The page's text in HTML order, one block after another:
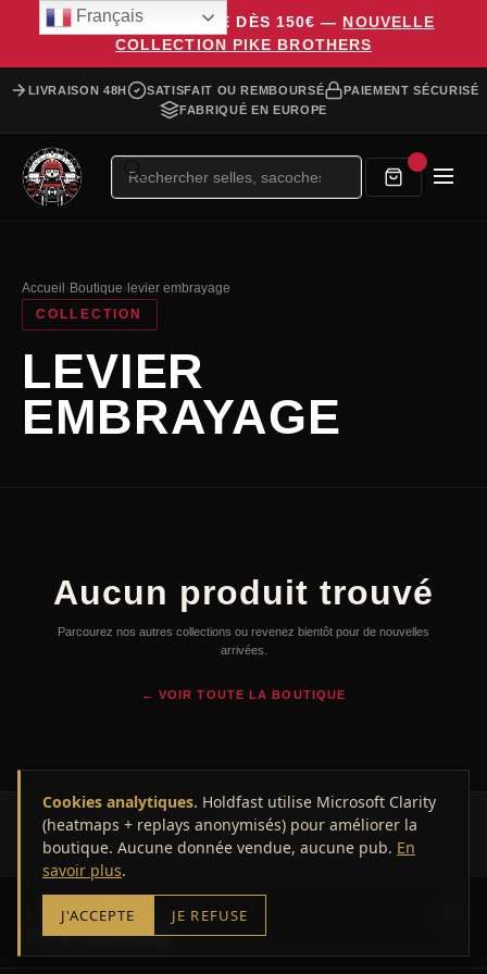
LIVRAISON OFFERTE DÈS 150€ — NOUVELLE
COLLECTION PIKE BROTHERS
LIVRAISON 48H SATISFAIT OU REMBOURSÉ
PAIEMENT SÉCURISÉ
FABRIQUÉ EN EUROPE
Recherche
produits
Accueil Boutique levier embrayage
COLLECTION
LEVIER
EMBRAYAGE
Aucun produit trouvé
Parcourez nos autres collections ou revenez bientôt pour de nouvelles
arrivées.
← VOIR TOUTE LA BOUTIQUE
© 2026 HOLDFAST — Marseille. Tous droits réservés.
CGVMentions légalesConfidentialité
Français
VOTRE PANIER
article(s)
Cookies analytiques. Holdfast utilise Microsoft Clarity
(heatmaps + replays anonymisés) pour améliorer la
boutique. Aucune donnée vendue, aucune pub. En
savoir plus.
J'ACCEPTE JE REFUSE